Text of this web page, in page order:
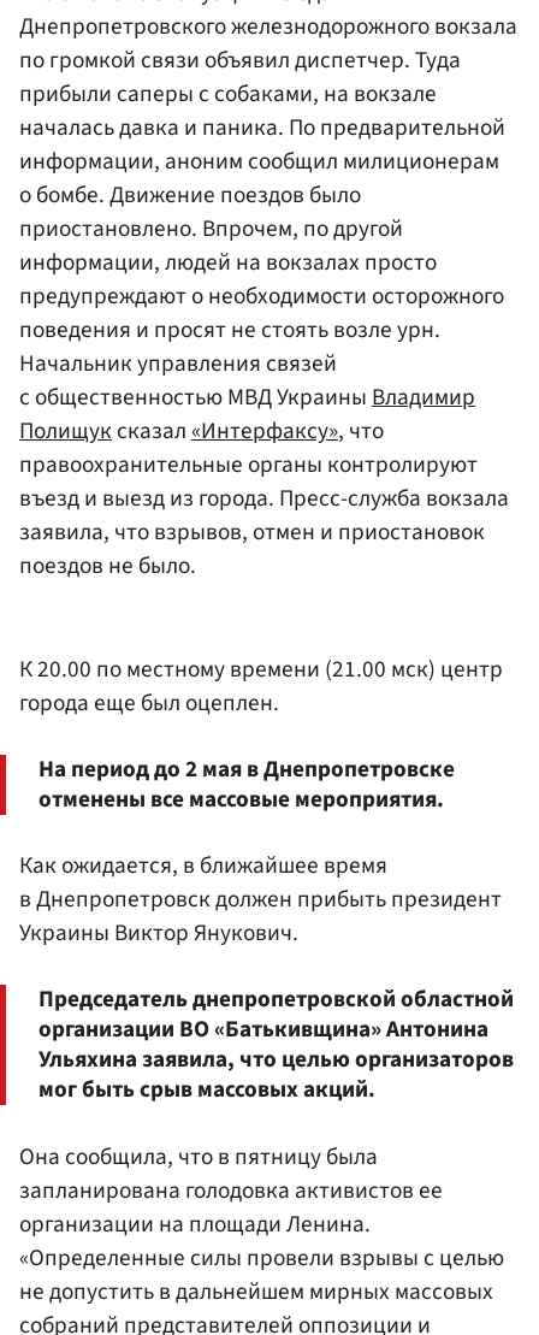
Днепропетровского железнодорожного вокзала
по громкой связи объявил диспетчер. Туда
прибыли саперы с собаками, на вокзале
началась давка и паника. По предварительной
информации, аноним сообщил милиционерам
о бомбе. Движение поездов было
приостановлено. Впрочем, по другой
информации, людей на вокзалах просто
предупреждают о необходимости осторожного
поведения и просят не стоять возле урн.
Начальник управления связей
с общественностью МВД УкраиныВладимир
Полищуксказал«Интерфаксу», что
правоохранительные органы контролируют
въезд и выезд из города. Пресс-служба вокзала
заявила, что взрывов, отмен и приостановок
поездов не было.
К 20.00 по местному времени (21.00 мск) центр
города еще был оцеплен.
На период до 2 мая в Днепропетровске
отменены все массовые мероприятия.
Как ожидается, в ближайшее время
в Днепропетровск должен прибыть президент
Украины Виктор Янукович.
Председатель днепропетровской областной
организации ВО «Батькивщина» Антонина
Ульяхина заявила, что целью организаторов
мог быть срыв массовых акций.
Она сообщила, что в пятницу была
запланирована голодовка активистов ее
организации на площади Ленина.
«Определенные силы провели взрывы с целью
не допустить в дальнейшем мирных массовых
собраний представителей оппозиции и